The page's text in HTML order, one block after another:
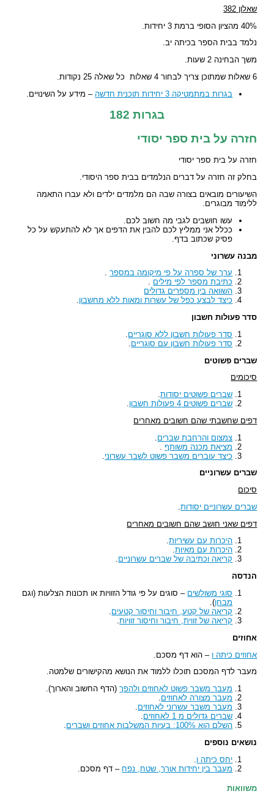
שאלון 382
40% מהציון הסופי ברמת 3 יחידות.
נלמד בבית הספר בכיתה יב.
משך הבחינה 2 שעות.
6 שאלות שמתוכן צריך לבחור 4 שאלות כל שאלה 25 נקודות.
בגרות במתמטיקה 3 יחידות תוכנית חדשה
– מידע על השינויים.
בגרות 182
חזרה על בית ספר יסודי
חזרה על בית ספר יסודי
בחלק זה חזרה על דברים הנלמדים בבית ספר היסודי.
השיעורים מובאים בצורה שבה הם מלמדים ילדים ולא עברו התאמה
ללימוד מבוגרים.
עשו חושבים לגבי מה חשוב לכם.
ככלל אני ממליץ לכם להבין את הדפים אך לא להתעקש על כל
פסיק שכתוב בדף.
מבנה עשרוני
ערך של ספרה על פי מיקומה במספר.
כתיבת מספר לפי מילים .
השוואה בין מספרים גדולים
כיצד לבצע כפל של עשרות ומאות ללא מחשבון.
סדר פעולות חשבון
סדר פעולות חשבון ללא סוגריים
סדר פעולות חשבון עם סוגריים
שברים פשוטים
סיכומים
שברים פשוטים יסודות.
שברים פשוטים 4 פעולות חשבון
.
דפים שחשבתי שהם חשובים מאחרים
צמצום והרחבת שברים
מציאת מכנה משותף.
כיצד עוברים משבר פשוט לשבר עשרוני
שברים עשרוניים
סיכום
שברים עשרוניים יסודות.
דפים שאני חושב שהם חשובים מאחרים
היכרות עם עשיריות.
היכרות עם מאיות.
קריאה וכתיבה של שברים עשרוניים.
הנדסה
סוגי משולשים – סוגים על פי גודל הזוויות או תכונות הצלעות (וגם
מבחן).
קריאה של קטע, חיבור וחיסור קטעים.
קריאה של זווית, חיבור וחיסור זוויות.
אחוזים
אחוזים כיתה ו – הוא דף מסכם.
מעבר לדף המסכם תוכלו ללמוד את הנושא מהקישורים שלמטה.
מעבר משבר פשוט לאחוזים ולהפך(הדף החשוב והארוך).
מעבר מצורה לאחוזים.
מעבר משבר עשרוני לאחוזים.
שברים גדולים מ 1 לאחוזים
.
השלם הוא 100%: בעיות המשלבות אחוזים ושברים
.
נושאים נוספים
יחס כיתה ו
מעבר בין יחידות אורך, שטח, נפח – דף מסכם.
משוואות